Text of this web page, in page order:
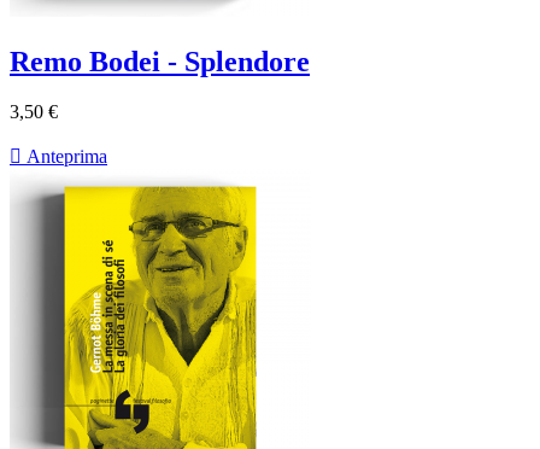
Remo Bodei - Splendore
3,50 €
 Anteprima